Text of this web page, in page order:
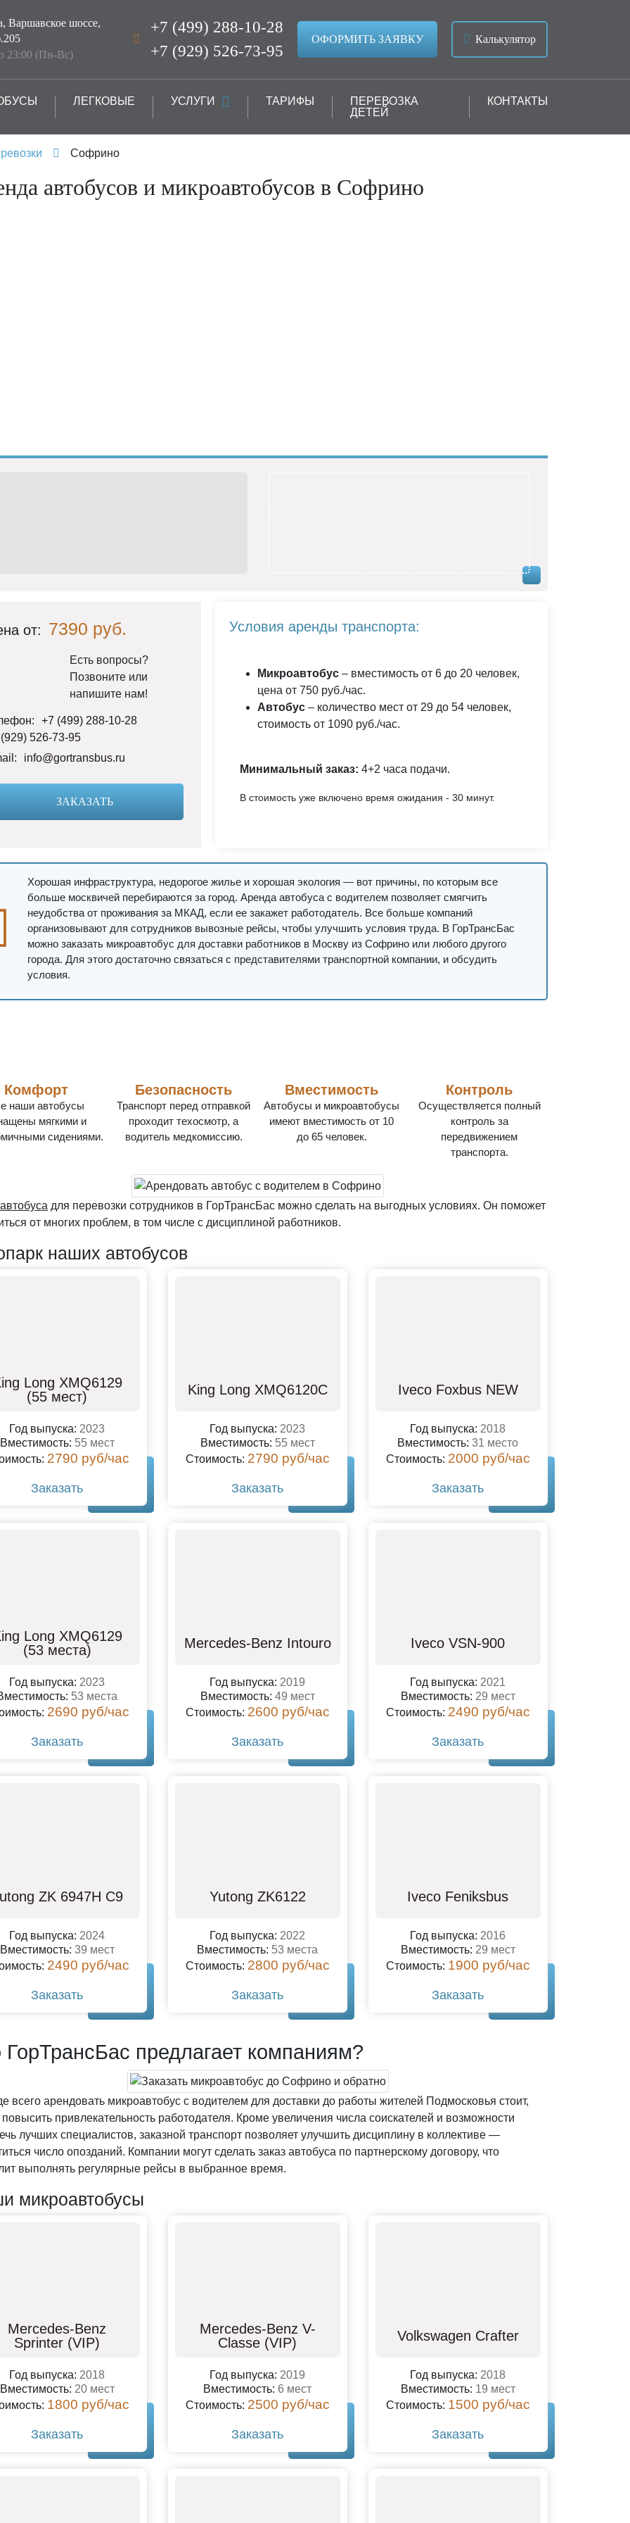
Варшавское шоссе,
23:00 (Пн-Вс)
+7 (499) 288-10-28
+7 (929) 526-73-95
ОФОРМИТЬ ЗАЯВКУ Калькулятор
ЛЕГКОВЫЕ УСЛУГИ ТАРИФЫ
ПЕРЕВОЗКА
ДЕТЕЙ
КОНТАКТЫ
Софрино
автобусов и микроавтобусов в Софрино
от: 7390 руб.
Есть вопросы?
Позвоните или
напишите нам!
+7 (499) 288-10-28
526-73-95
info@gortransbus.ru
ЗАКАЗАТЬ
Условия аренды транспорта:
Микроавтобус – вместимость от 6 до 20 человек,
цена от 750 руб./час.
Автобус – количество мест от 29 до 54 человек,
стоимость от 1090 руб./час.
Минимальный заказ: 4+2 часа подачи.
В стоимость уже включено время ожидания - 30 минут.
Хорошая инфраструктура, недорогое жилье и хорошая экология — вот причины, по которым все
больше москвичей перебираются за город. Аренда автобуса с водителем позволяет смягчить
неудобства от проживания за МКАД, если ее закажет работодатель. Все больше компаний
организовывают для сотрудников вывозные рейсы, чтобы улучшить условия труда. В ГорТрансБас
можно заказать микроавтобус для доставки работников в Москву из Софрино или любого другого
города. Для этого достаточно связаться с представителями транспортной компании, и обсудить
условия.
Комфорт
наши автобусы
мягкими и
сидениями.
Безопасность
Транспорт перед отправкой
проходит техосмотр, а
водитель медкомиссию.
Вместимость
Автобусы и микроавтобусы
имеют вместимость от 10
до 65 человек.
Контроль
Осуществляется полный
контроль за
передвижением
транспорта.
для перевозки сотрудников в ГорТрансБас можно сделать на выгодных условиях. Он поможет
от многих проблем, в том числе с дисциплиной работников.
наших автобусов
Long XMQ6129
(55 мест)
Год выпуска: 2023
Вместимость: 55 мест
2790 руб/час
Заказать
King Long XMQ6120C
Год выпуска: 2023
Вместимость: 55 мест
Стоимость: 2790 руб/час
Заказать
Iveco Foxbus NEW
Год выпуска: 2018
Вместимость:31 место
Стоимость: 2000 руб/час
Заказать
Long XMQ6129
(53 места)
Год выпуска: 2023
53 места
2690 руб/час
Заказать
Mercedes-Benz Intouro
Год выпуска: 2019
Вместимость: 49 мест
Стоимость: 2600 руб/час
Заказать
Iveco VSN-900
Год выпуска: 2021
Вместимость: 29 мест
Стоимость: 2490 руб/час
Заказать
ZK 6947H C9
Год выпуска:2024
Вместимость: 39 мест
2490 руб/час
Заказать
Yutong ZK6122
Год выпуска:2022
Вместимость: 53 места
Стоимость: 2800 руб/час
Заказать
Iveco Feniksbus
Год выпуска:2016
Вместимость: 29 мест
Стоимость: 1900 руб/час
Заказать
ГорТрансБас предлагает компаниям?
всего арендовать микроавтобус с водителем для доставки до работы жителей Подмосковья стоит,
привлекательность работодателя. Кроме увеличения числа соискателей и возможности
лучших специалистов, заказной транспорт позволяет улучшить дисциплину в коллективе —
число опозданий. Компании могут сделать заказ автобуса по партнерскому договору, что
выполнять регулярные рейсы в выбранное время.
микроавтобусы
Mercedes-Benz
Sprinter (VIP)
Год выпуска: 2018
Вместимость: 20 мест
1800 руб/час
Заказать
Mercedes-Benz V-
Classe (VIP)
Год выпуска: 2019
Вместимость:6 мест
Стоимость: 2500 руб/час
Заказать
Volkswagen Crafter
Год выпуска: 2018
Вместимость: 19 мест
Стоимость: 1500 руб/час
Заказать